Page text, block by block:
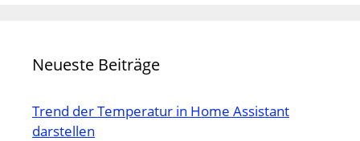
Neueste Beiträge
Trend der Temperatur in Home Assistant
darstellen